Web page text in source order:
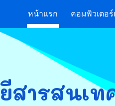
main content
หน้าแรก คอมพิวเตอร์
สารสนเท